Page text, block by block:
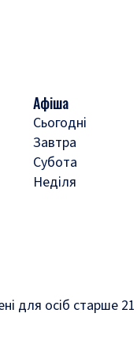
Афіша
Сьогодні
Завтра
Субота
Неділя
для осіб старше